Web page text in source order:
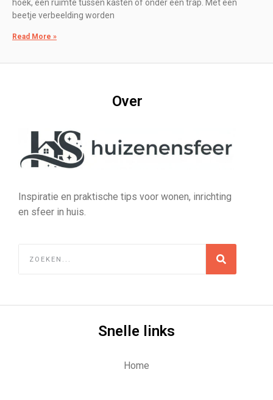
hoek, een ruimte tussen kasten of onder een trap. Met een
beetje verbeelding worden
Read More »
Over
Inspiratie en praktische tips voor wonen, inrichting
en sfeer in huis.
Snelle links
Home